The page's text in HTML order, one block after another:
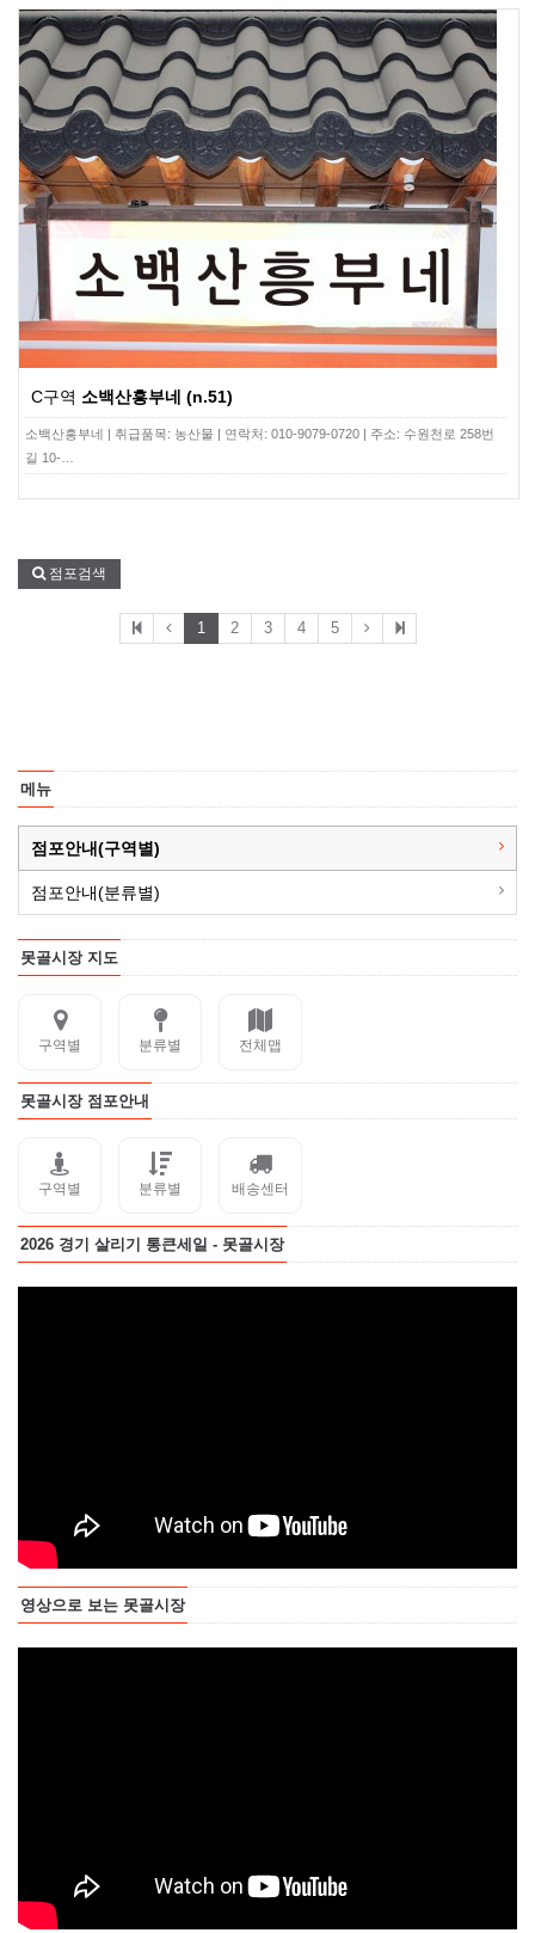
C구역 소백산흥부네 (n.51)
소백산흥부네 | 취급품목: 농산물 | 연락처: 010-9079-0720 | 주소: 수원천로 258번
길 10-…
점포검색
1 2 3 4 5
메뉴
점포안내(구역별)
점포안내(분류별)
못골시장 지도
구역별 분류별 전체맵
못골시장 점포안내
구역별 분류별 배송센터
2026 경기 살리기 통큰세일 - 못골시장
영상으로 보는 못골시장